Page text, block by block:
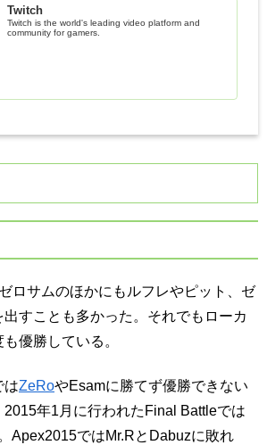
Twitch
Twitch is the world's leading video platform and
community for gamers.
ロサムのほかにもルフレやピット、ゼ
すことも多かった。それでもローカ
優勝している。
はZeRoやEsamに勝てず優勝できない
2015年1月に行われたFinal Battleでは
Apex2015ではMr.RとDabuzに敗れ